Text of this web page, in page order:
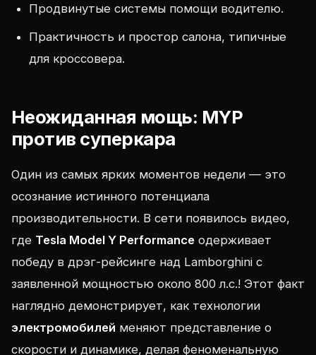
Продвинутые системы помощи водителю.
Практичность и простор салона, типичные
для кроссовера.
Неожиданная мощь: MYP
против суперкара
Один из самых ярких моментов недели — это
осознание истинного потенциала
производительности. В сети появилось видео,
где Tesla Model Y Performance одерживает
победу в дрэг-рейсинге над Lamborghini с
заявленной мощностью около 800 л.с.! Этот факт
наглядно демонстрирует, как технологии
электромобилей меняют представление о
скорости и динамике, делая феноменальную